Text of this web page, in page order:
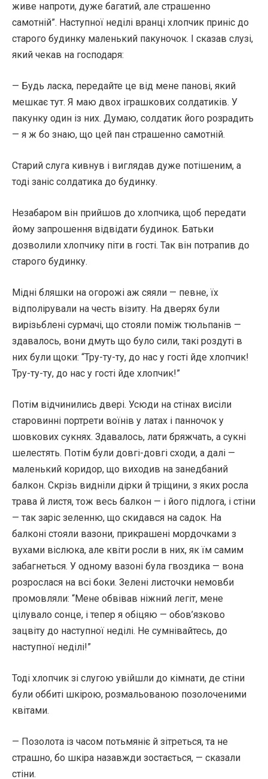
живе напроти, дуже багатий, але страшенно
самотній”. Наступної неділі вранці хлопчик приніс до
старого будинку маленький пакуночок. І сказав слузі,
який чекав на господаря:
— Будь ласка, передайте це від мене панові, який
мешкає тут. Я маю двох іграшкових солдатиків. У
пакунку один із них. Думаю, солдатик його розрадить
— я ж бо знаю, що цей пан страшенно самотній.
Старий слуга кивнув і виглядав дуже потішеним, а
тоді заніс солдатика до будинку.
Незабаром він прийшов до хлопчика, щоб передати
йому запрошення відвідати будинок. Батьки
дозволили хлопчику піти в гості. Так він потрапив до
старого будинку.
Мідні бляшки на огорожі аж сяяли — певне, їх
відполірували на честь візиту. На дверях були
вирізьблені сурмачі, що стояли поміж тюльпанів —
здавалось, вони дмуть що було сили, такі роздуті в
них були щоки: “Тру-ту-ту, до нас у гості йде хлопчик!
Тру-ту-ту, до нас у гості йде хлопчик!”
Потім відчинились двері. Усюди на стінах висіли
старовинні портрети воїнів у латах і панночок у
шовкових сукнях. Здавалось, лати бряжчать, а сукні
шелестять. Потім були довгі-довгі сходи, а далі —
маленький коридор, що виходив на занедбаний
балкон. Скрізь видніли дірки й тріщини, з яких росла
трава й листя, тож весь балкон — і його підлога, і стіни
— так заріс зеленню, що скидався на садок. На
балконі стояли вазони, прикрашені мордочками з
вухами віслюка, але квіти росли в них, як їм самим
забагнеться. У одному вазоні була гвоздика — вона
розрослася на всі боки. Зелені листочки немовби
промовляли: “Мене обвівав ніжний легіт, мене
цілувало сонце, і тепер я обіцяю — обов’язково
зацвіту до наступної неділі. Не сумнівайтесь, до
наступної неділі!”
Тоді хлопчик зі слугою увійшли до кімнати, де стіни
були оббиті шкірою, розмальованою позолоченими
квітами.
— Позолота із часом потьмяніє й зітреться, та не
страшно, бо шкіра назавжди зостається, — сказали
стіни.